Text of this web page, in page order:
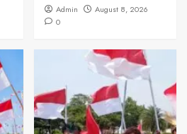
Admin
August 8, 2026
0